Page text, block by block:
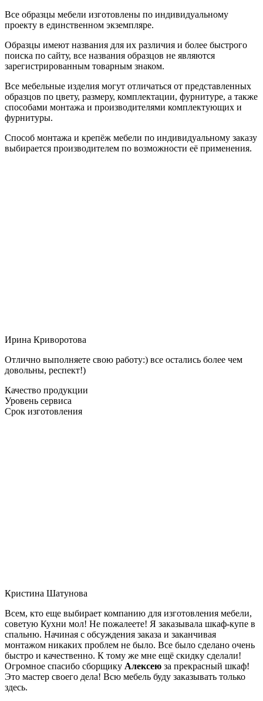
Все образцы мебели изготовлены по индивидуальному
проекту в единственном экземпляре.
Образцы имеют названия для их различия и более быстрого
поиска по сайту, все названия образцов не являются
зарегистрированным товарным знаком.
Все мебельные изделия могут отличаться от представленных
образцов по цвету, размеру, комплектации, фурнитуре, а также
способами монтажа и производителями комплектующих и
фурнитуры.
Способ монтажа и крепёж мебели по индивидуальному заказу
выбирается производителем по возможности её применения.
Ирина Криворотова
Отлично выполняете свою работу:) все остались более чем
довольны, респект!)
Качество продукции
Уровень сервиса
Срок изготовления
Кристина Шатунова
Всем, кто еще выбирает компанию для изготовления мебели,
советую Кухни мол! Не пожалеете! Я заказывала шкаф-купе в
спальню. Начиная с обсуждения заказа и заканчивая
монтажом никаких проблем не было. Все было сделано очень
быстро и качественно. К тому же мне ещё скидку сделали!
Огромное спасибо сборщику Алексею за прекрасный шкаф!
Это мастер своего дела! Всю мебель буду заказывать только
здесь.